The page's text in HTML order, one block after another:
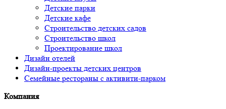
Детские парки
Детские кафе
Строительство детских садов
Строительство школ
Проектирование школ
Дизайн отелей
Дизайн-проекты детских центров
Семейные рестораны с активити-парком
Компания